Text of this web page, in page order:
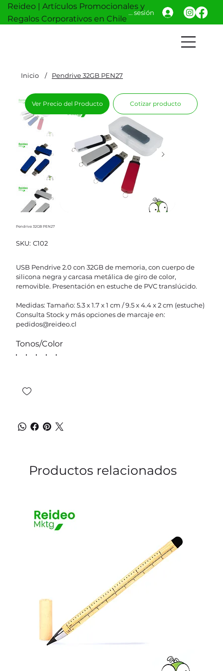
Reideo | Artículos Promocionales y
Regalos Corporativos en Chile
Iniciar sesión
Inicio / Pendrive 32GB PEN27
Pendrive 32GB PEN27
SKU: SKU
C102
C102
USB Pendrive 2.0 con 32GB de memoria, con cuerpo de
silicona negra y carcasa metálica de giro de color,
removible. Presentación en estuche de PVC translúcido.
Medidas: Tamaño: 5.3 x 1.7 x 1 cm / 9.5 x 4.4 x 2 cm (estuche)
Consulta Stock y más opciones de marcaje en:
pedidos@reideo.cl
Tonos/Color
Ver Precio del Producto Cotizar producto
Productos relacionados